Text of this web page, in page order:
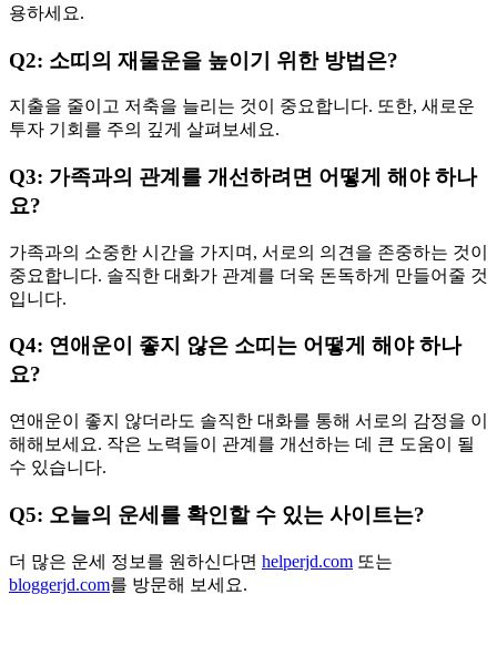
용하세요.
Q2: 소띠의 재물운을 높이기 위한 방법은?
지출을 줄이고 저축을 늘리는 것이 중요합니다. 또한, 새로운
투자 기회를 주의 깊게 살펴보세요.
Q3: 가족과의 관계를 개선하려면 어떻게 해야 하나
요?
가족과의 소중한 시간을 가지며, 서로의 의견을 존중하는 것이
중요합니다. 솔직한 대화가 관계를 더욱 돈독하게 만들어줄 것
입니다.
Q4: 연애운이 좋지 않은 소띠는 어떻게 해야 하나
요?
연애운이 좋지 않더라도 솔직한 대화를 통해 서로의 감정을 이
해해보세요. 작은 노력들이 관계를 개선하는 데 큰 도움이 될
수 있습니다.
Q5: 오늘의 운세를 확인할 수 있는 사이트는?
더 많은 운세 정보를 원하신다면 helperjd.com 또는
bloggerjd.com를 방문해 보세요.